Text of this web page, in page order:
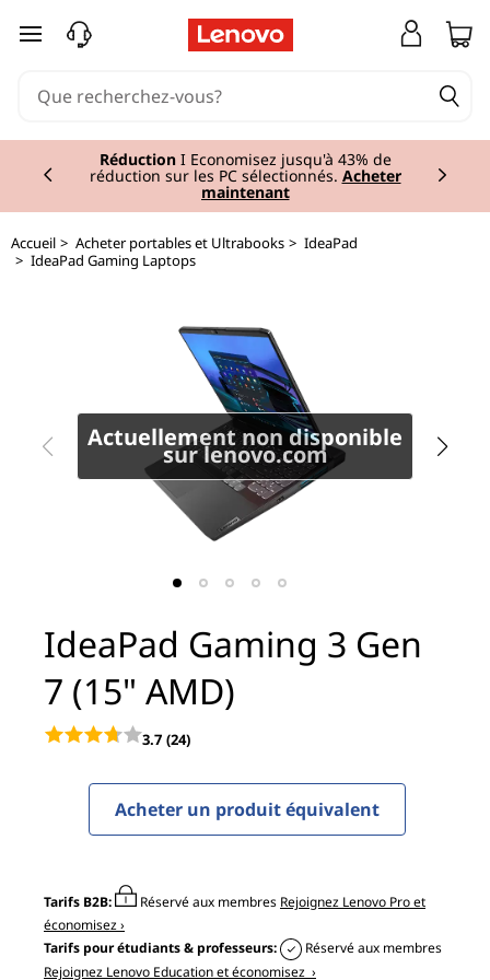
P
a
passer au contenu principal
RéductionI Economisez jusqu'à 43% de
réduction sur les PC sélectionnés. Acheter
maintenant
Currently displaying item 1 of 2
Accueil > Acheter portables et Ultrabooks > IdeaPad
> IdeaPad Gaming Laptops
Actuellement non disponible
sur lenovo.com
IdeaPad Gaming 3 Gen
7 (15" AMD)
3.7 (24)
Acheter un produit équivalent
Tarifs B2B: Réservé aux membres Rejoignez Lenovo Pro et
économisez ›
Tarifs pour étudiants & professeurs:
Réservé aux membres
Rejoignez Lenovo Education et économisez ›